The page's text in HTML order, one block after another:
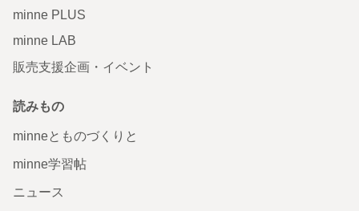
minne PLUS
minne LAB
販売支援企画・イベント
読みもの
minneとものづくりと
minne学習帖
ニュース